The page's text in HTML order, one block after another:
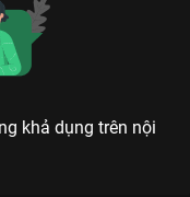
khả dụng trên nội